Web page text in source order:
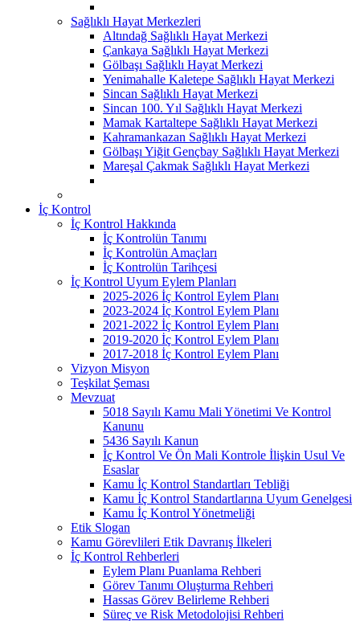
Sağlıklı Hayat Merkezleri
Altındağ Sağlıklı Hayat Merkezi
Çankaya Sağlıklı Hayat Merkezi
Gölbaşı Sağlıklı Hayat Merkezi
Yenimahalle Kaletepe Sağlıklı Hayat Merkezi
Sincan Sağlıklı Hayat Merkezi
Sincan 100. Yıl Sağlıklı Hayat Merkezi
Mamak Kartaltepe Sağlıklı Hayat Merkezi
Kahramankazan Sağlıklı Hayat Merkezi
Gölbaşı Yiğit Gençbay Sağlıklı Hayat Merkezi
Mareşal Çakmak Sağlıklı Hayat Merkezi
İç Kontrol
İç Kontrol Hakkında
İç Kontrolün Tanımı
İç Kontrolün Amaçları
İç Kontrolün Tarihçesi
İç Kontrol Uyum Eylem Planları
2025-2026 İç Kontrol Eylem Planı
2023-2024 İç Kontrol Eylem Planı
2021-2022 İç Kontrol Eylem Planı
2019-2020 İç Kontrol Eylem Planı
2017-2018 İç Kontrol Eylem Planı
Vizyon Misyon
Teşkilat Şeması
Mevzuat
5018 Sayılı Kamu Mali Yönetimi Ve Kontrol
Kanunu
5436 Sayılı Kanun
İç Kontrol Ve Ön Mali Kontrole İlişkin Usul Ve
Esaslar
Kamu İç Kontrol Standartları Tebliği
Kamu İç Kontrol Standartlarına Uyum Genelgesi
Kamu İç Kontrol Yönetmeliği
Etik Slogan
Kamu Görevlileri Etik Davranış İlkeleri
İç Kontrol Rehberleri
Eylem Planı Puanlama Rehberi
Görev Tanımı Oluşturma Rehberi
Hassas Görev Belirleme Rehberi
Süreç ve Risk Metodolojisi Rehberi